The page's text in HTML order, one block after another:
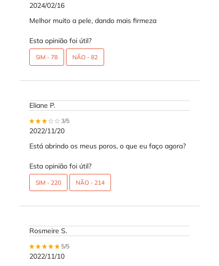
2024/02/16
Melhor muito a pele, dando mais firmeza
Esta opinião foi útil?
SIM - 78 NÃO - 82
Eliane P.
3 out of 5 stars.
3/5
2022/11/20
Está abrindo os meus poros, o que eu faço agora?
Esta opinião foi útil?
SIM - 220 NÃO - 214
Rosmeire S.
5 out of 5 stars.
5/5
2022/11/10